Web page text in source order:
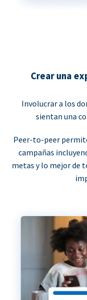
Crear una
Involucrar a los
sientan una
Peer-to-peer
campañas
metas y lo mejor de